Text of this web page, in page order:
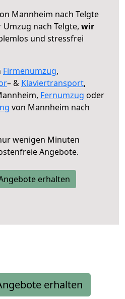
Mannheim nach Telgte
nach Telgte, wir
und stressfrei
Firmenumzug,
– & Klaviertransport,
Fernumzug oder
von Mannheim nach
wenigen Minuten
Angebote.
erhalten
erhalten